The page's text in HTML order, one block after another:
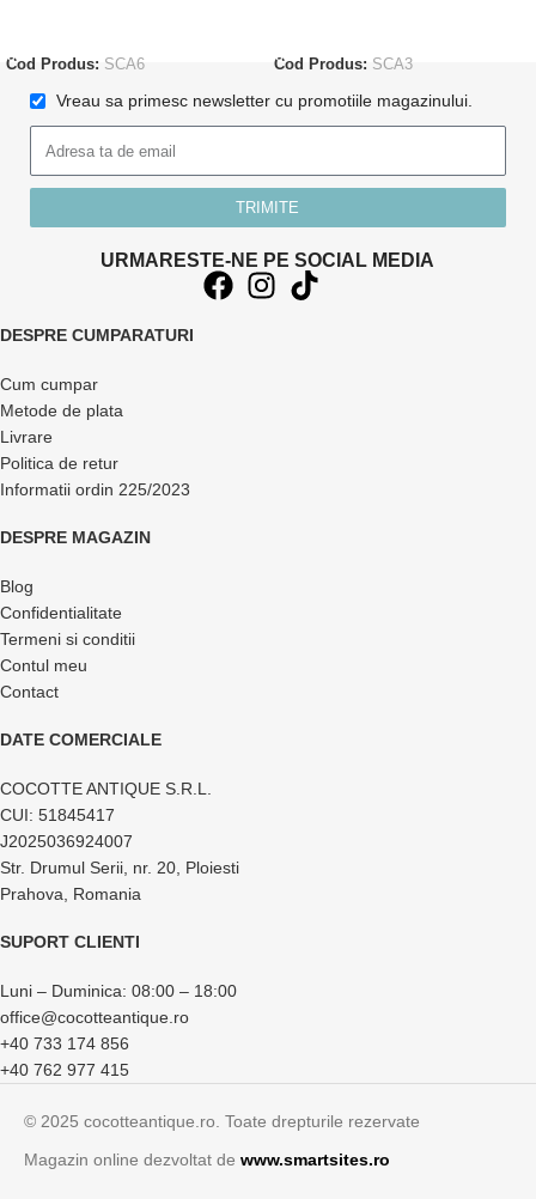
Cod Produs: SCA6 Cod Produs: SCA3
Vreau sa primesc newsletter cu promotiile magazinului.
TRIMITE
URMARESTE-NE PE SOCIAL MEDIA
DESPRE CUMPARATURI
Cum cumpar
Metode de plata
Livrare
Politica de retur
Informatii ordin 225/2023
DESPRE MAGAZIN
Blog
Confidentialitate
Termeni si conditii
Contul meu
Contact
DATE COMERCIALE
COCOTTE ANTIQUE S.R.L.
CUI: 51845417
J2025036924007
Str. Drumul Serii, nr. 20, Ploiesti
Prahova, Romania
SUPORT CLIENTI
Luni – Duminica: 08:00 – 18:00
office@cocotteantique.ro
+40 733 174 856
+40 762 977 415
© 2025 cocotteantique.ro. Toate drepturile rezervate
Magazin online dezvoltat de www.smartsites.ro